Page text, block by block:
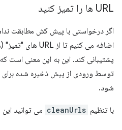
URL ها را تمیز کنید
اگر درخواستی با پیش کش مطابقت
پشتیبانی کند. این به این معنی است
توسط ورودی از پیش ذخیره شده برای
شود.
با تنظیم cleanUrls می توانید این